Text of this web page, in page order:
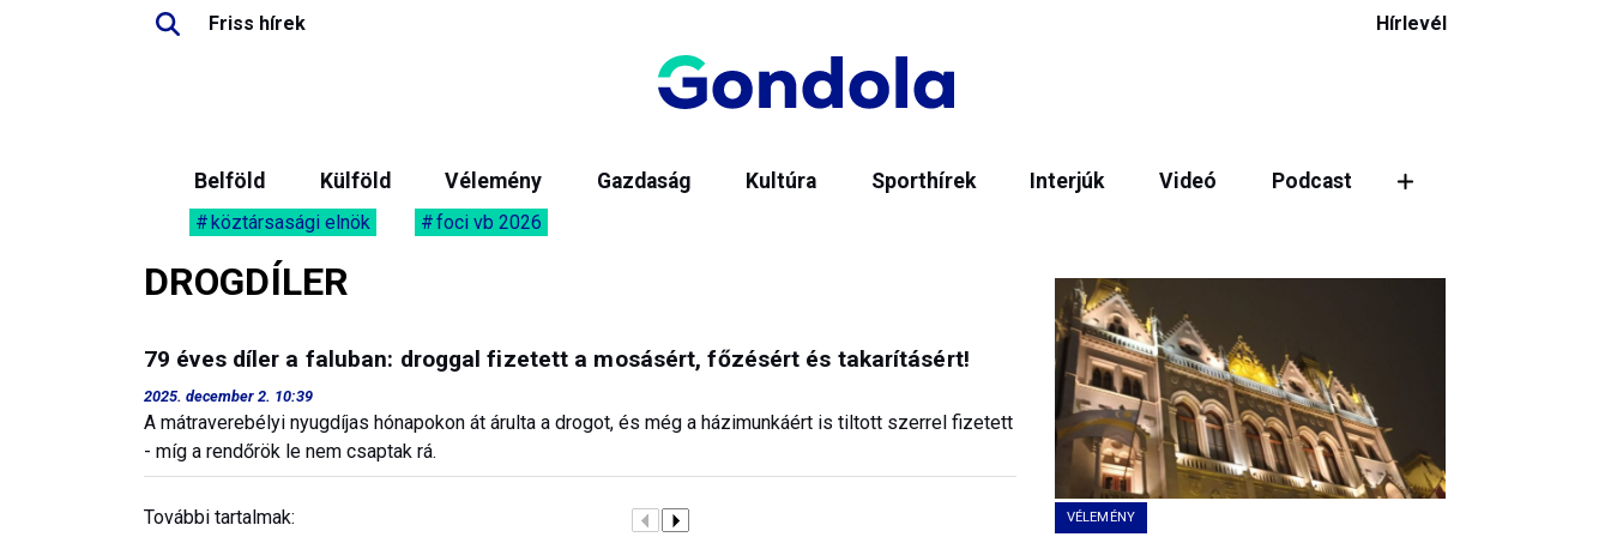
Friss hírek Hírlevél
Belföld Külföld Vélemény Gazdaság Kultúra Sporthírek Interjúk Videó Podcast
köztársasági elnök foci vb 2026
DROGDÍLER
79 éves díler a faluban: droggal fizetett a mosásért, főzésért és takarításért!
2025. december 2. 10:39
A mátraverebélyi nyugdíjas hónapokon át árulta a drogot, és még a házimunkáért is tiltott szerrel fizetett
- míg a rendőrök le nem csaptak rá.
További tartalmak: VÉLEMÉNY